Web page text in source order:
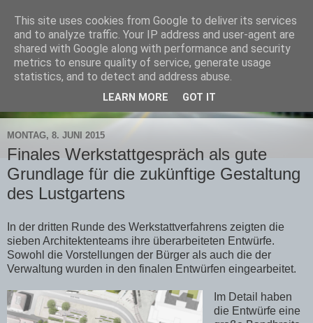
Bündnis Potsdamer Mitte
MONTAG, 8. JUNI 2015
Finales Werkstattgespräch als gute
Grundlage für die zukünftige Gestaltung
des Lustgartens
In der dritten Runde des Werkstattverfahrens zeigten die
sieben Architektenteams ihre überarbeiteten Entwürfe.
Sowohl die Vorstellungen der Bürger als auch die der
Verwaltung wurden in den finalen Entwürfen eingearbeitet.
Im Detail haben
die Entwürfe eine
This site uses cookies from Google to deliver its services
and to analyze traffic. Your IP address and user-agent are
shared with Google along with performance and security
metrics to ensure quality of service, generate usage
statistics, and to detect and address abuse.
LEARN MORE GOT IT